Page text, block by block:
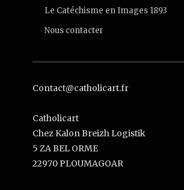
Le Catéchisme en Images 1893
Nous contacter
Contact@catholicart.fr
Catholicart
Chez Kalon Breizh Logistik
5 ZA BEL ORME
22970 PLOUMAGOAR